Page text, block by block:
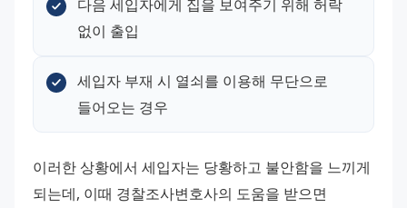
다음 세입자에게 집을 보여주기 위해 허락
없이 출입
세입자 부재 시 열쇠를 이용해 무단으로
들어오는 경우
이러한 상황에서 세입자는 당황하고 불안함을 느끼게
되는데, 이때 경찰조사변호사의 도움을 받으면